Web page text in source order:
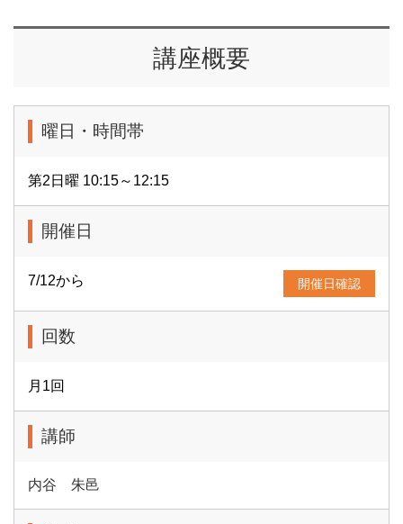
講座概要
曜日・時間帯
第2日曜 10:15～12:15
開催日
7/12から 開催日確認
回数
月1回
講師
内谷 朱邑